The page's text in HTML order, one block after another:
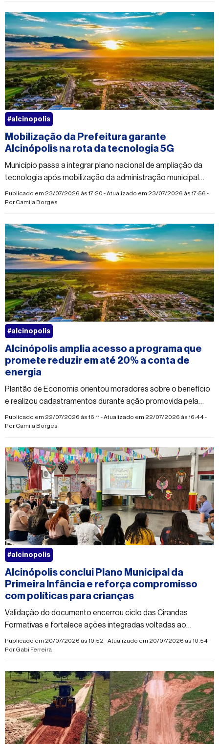
Mobilização da Prefeitura garante
Alcinópolis na rota da tecnologia 5G
Município passa a integrar plano nacional de ampliação da
tecnologia após mobilização da administração municipal
para denunciar falhas na telefonia móvel
Publicado em 23/07/2026 às 17:20 - Atualizado em 23/07/2026 às 17:56 -
PorCamila Borges
#alcinopolis
Alcinópolis amplia acesso a programa que
promete reduzir em até 20% a conta de
energia
Plantão de Economia orientou moradores sobre o benefício
e realizou cadastramentos durante ação promovida pela
Prefeitura em parceria com instituições
Publicado em 22/07/2026 às 16:11 - Atualizado em 22/07/2026 às 16:44 -
PorCamila Borges
#alcinopolis
Alcinópolis conclui Plano Municipal da
Primeira Infância e reforça compromisso
com políticas para crianças
Validação do documento encerrou ciclo das Cirandas
Formativas e fortalece ações integradas voltadas ao
desenvolvimento infantil
Publicado em 20/07/2026 às 10:52 - Atualizado em 20/07/2026 às 10:54 -
PorGabi Ferreira
#alcinopolis